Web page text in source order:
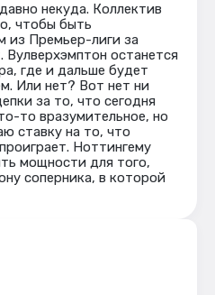
некуда. Коллектив
чтобы быть
из Премьер-лиги за
Вулверхэмптон останется
где и дальше будет
Или нет? Вот нет ни
за то, что сегодня
то вразумительное, но
ставку на то, что
Ноттингему
мощности для того,
соперника, в которой